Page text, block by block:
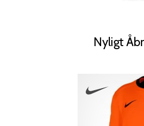
Nyligt